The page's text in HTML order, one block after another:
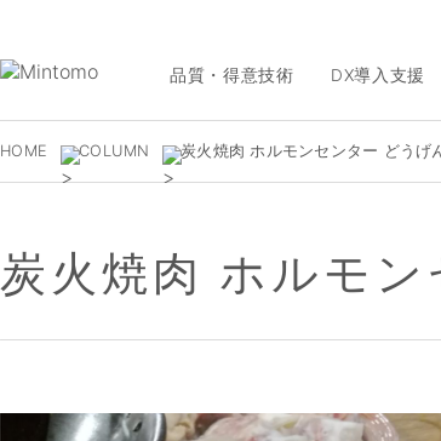
品質・得意技術 DX導入支援
HOME COLUMN 炭火焼肉 ホルモンセンター どうげ
炭火焼肉 ホルモ